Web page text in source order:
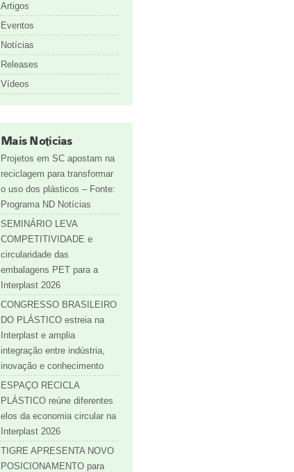
Artigos
Eventos
Notícias
Releases
Vídeos
Mais Notícias
Projetos em SC apostam na
reciclagem para transformar
o uso dos plásticos – Fonte:
Programa ND Notícias
SEMINÁRIO LEVA
COMPETITIVIDADE e
circularidade das
embalagens PET para a
Interplast 2026
CONGRESSO BRASILEIRO
DO PLÁSTICO estreia na
Interplast e amplia
integração entre indústria,
inovação e conhecimento
ESPAÇO RECICLA
PLÁSTICO reúne diferentes
elos da economia circular na
Interplast 2026
TIGRE APRESENTA NOVO
POSICIONAMENTO para